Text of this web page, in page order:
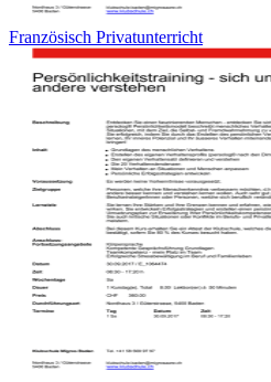
Französisch Privatunterricht